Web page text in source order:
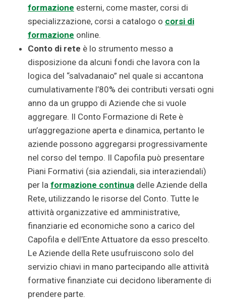
formazione esterni, come master, corsi di
specializzazione, corsi a catalogo o corsi di
formazione online.
Conto di rete è lo strumento messo a
disposizione da alcuni fondi che lavora con la
logica del “salvadanaio” nel quale si accantona
cumulativamente l’80% dei contributi versati ogni
anno da un gruppo di Aziende che si vuole
aggregare. Il Conto Formazione di Rete è
un’aggregazione aperta e dinamica, pertanto le
aziende possono aggregarsi progressivamente
nel corso del tempo. Il Capofila può presentare
Piani Formativi (sia aziendali, sia interaziendali)
per la formazione continua delle Aziende della
Rete, utilizzando le risorse del Conto. Tutte le
attività organizzative ed amministrative,
finanziarie ed economiche sono a carico del
Capofila e dell’Ente Attuatore da esso prescelto.
Le Aziende della Rete usufruiscono solo del
servizio chiavi in mano partecipando alle attività
formative finanziate cui decidono liberamente di
prendere parte.